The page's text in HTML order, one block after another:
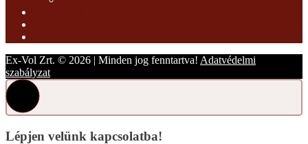
Ex-Vol Zrt. © 2026 | Minden jog fenntartva! Adatvédelmi
szabályzat
Lépjen velünk kapcsolatba!